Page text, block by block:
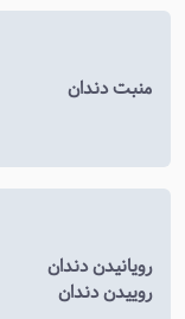
منبت دندان
رویانیدن دندان
روییدن دندان